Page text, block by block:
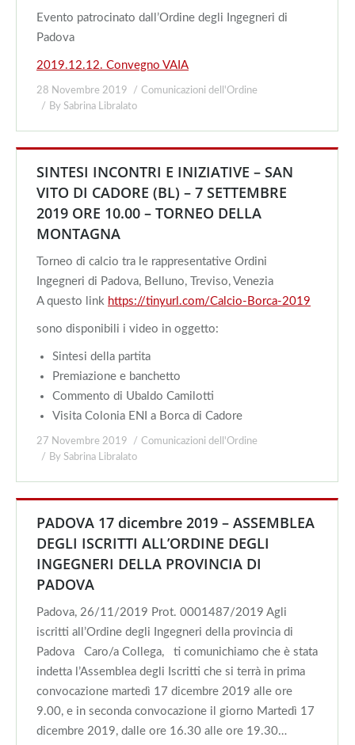
Evento patrocinato dall’Ordine degli Ingegneri di
Padova
2019.12.12. Convegno VAIA
28 Novembre 2019
Comunicazioni dell'Ordine
By Sabrina Libralato
SINTESI INCONTRI E INIZIATIVE – SAN
VITO DI CADORE (BL) – 7 SETTEMBRE
2019 ORE 10.00 – TORNEO DELLA
MONTAGNA
Torneo di calcio tra le rappresentative Ordini
Ingegneri di Padova, Belluno, Treviso, Venezia
A questo link https://tinyurl.com/Calcio-Borca-2019
sono disponibili i video in oggetto:
Sintesi della partita
Premiazione e banchetto
Commento di Ubaldo Camilotti
Visita Colonia ENI a Borca di Cadore
27 Novembre 2019
Comunicazioni dell'Ordine
By Sabrina Libralato
PADOVA 17 dicembre 2019 – ASSEMBLEA
DEGLI ISCRITTI ALL’ORDINE DEGLI
INGEGNERI DELLA PROVINCIA DI
PADOVA
Padova, 26/11/2019 Prot. 0001487/2019 Agli
iscritti all’Ordine degli Ingegneri della provincia di
Padova Caro/a Collega, ti comunichiamo che è stata
indetta l’Assemblea degli Iscritti che si terrà in prima
convocazione martedì 17 dicembre 2019 alle ore
9.00, e in seconda convocazione il giorno Martedì 17
dicembre 2019, dalle ore 16.30 alle ore 19.30…